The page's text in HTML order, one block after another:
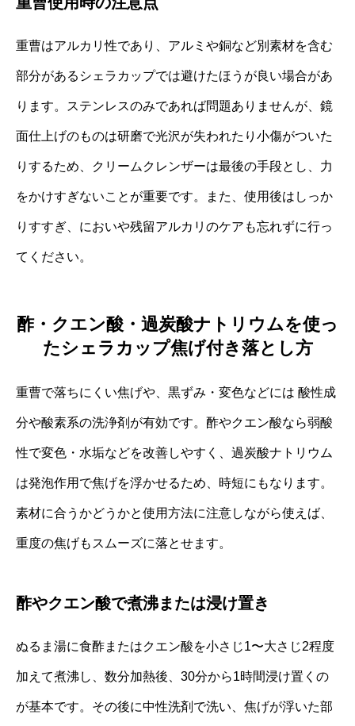
重曹はアルカリ性であり、アルミや銅など別素材を含む
部分があるシェラカップでは避けたほうが良い場合があ
ります。ステンレスのみであれば問題ありませんが、鏡
面仕上げのものは研磨で光沢が失われたり小傷がついた
りするため、クリームクレンザーは最後の手段とし、力
をかけすぎないことが重要です。また、使用後はしっか
りすすぎ、においや残留アルカリのケアも忘れずに行っ
てください。
酢・クエン酸・過炭酸ナトリウムを使っ
たシェラカップ焦げ付き落とし方
重曹で落ちにくい焦げや、黒ずみ・変色などには 酸性成
分や酸素系の洗浄剤が有効です。酢やクエン酸なら弱酸
性で変色・水垢などを改善しやすく、過炭酸ナトリウム
は発泡作用で焦げを浮かせるため、時短にもなります。
素材に合うかどうかと使用方法に注意しながら使えば、
重度の焦げもスムーズに落とせます。
酢やクエン酸で煮沸または浸け置き
ぬるま湯に食酢またはクエン酸を小さじ1〜大さじ2程度
加えて煮沸し、数分加熱後、30分から1時間浸け置くの
が基本です。その後に中性洗剤で洗い、焦げが浮いた部